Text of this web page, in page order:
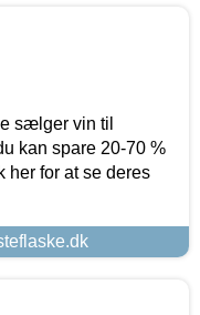
sælger vin til
kan spare 20-70 %
her for at se deres